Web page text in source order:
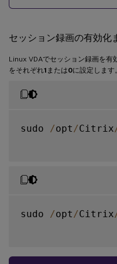
セッション録画の有効化
Linux VDAでセッション録画を有
をそれぞれ1 または0に設定します
sudo /opt /Citrix
sudo /opt /Citrix